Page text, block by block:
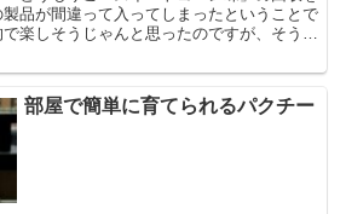
品が間違って入ってしまったということで
楽しそうじゃんと思ったのですが、そうも
部屋で簡単に育てられるパクチー